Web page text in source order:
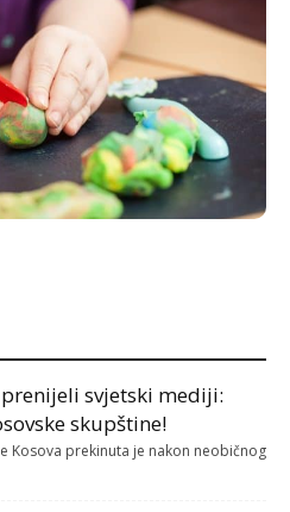
svjetski mediji:
skupštine!
Kosova prekinuta je nakon neobičnog